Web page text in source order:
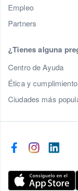
Empleo
Partners
¿Tienes alguna
Centro de Ayuda
Ética y cumplimiento
Ciudades más